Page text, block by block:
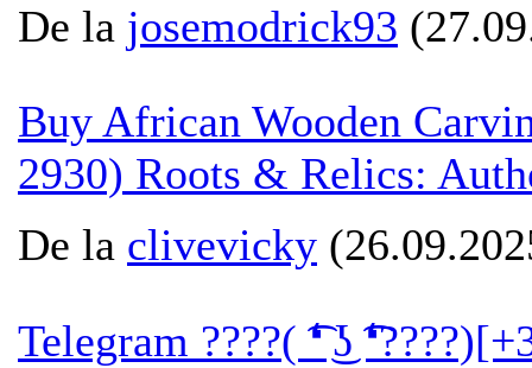
De la josemodrick93
Buy African Wooden
2930) Roots & Relics:
De la clivevicky
Telegram ????( ͡❛ ͜ʖ